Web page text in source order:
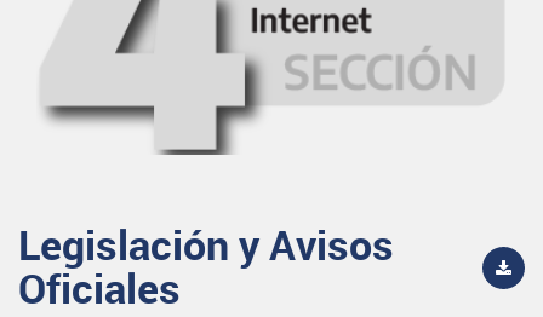
Legislación y Avisos
Oficiales